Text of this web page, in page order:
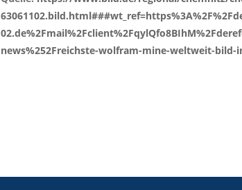
news%252Freichste-wolfram-mine-weltweit-bild-